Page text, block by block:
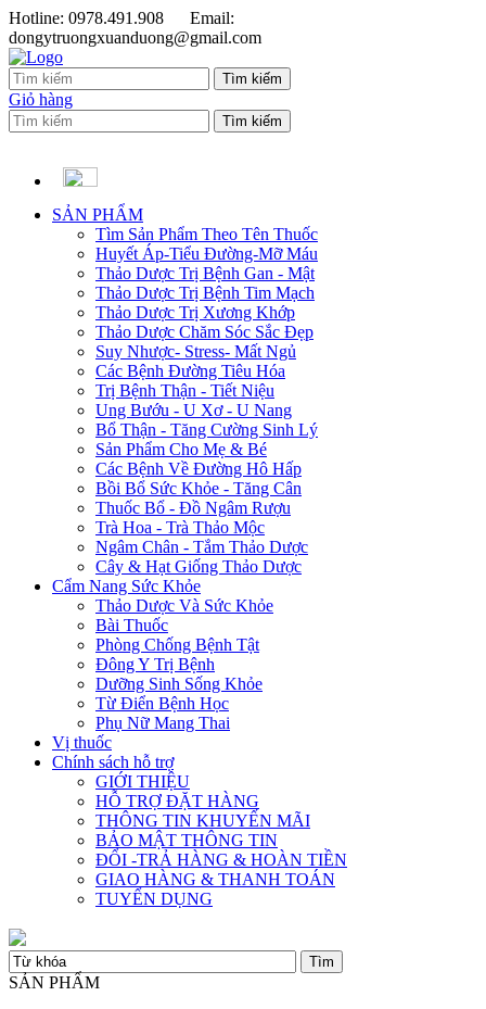
Hotline: 0978.491.908
Email:
dongytruongxuanduong@gmail.com
Giỏ hàng
SẢN PHẨM
Tìm Sản Phẩm Theo Tên Thuốc
Huyết Áp-Tiểu Đường-Mỡ Máu
Thảo Dược Trị Bệnh Gan - Mật
Thảo Dược Trị Bệnh Tim Mạch
Thảo Dược Trị Xương Khớp
Thảo Dược Chăm Sóc Sắc Đẹp
Suy Nhược- Stress- Mất Ngủ
Các Bệnh Đường Tiêu Hóa
Trị Bệnh Thận - Tiết Niệu
Ung Bướu - U Xơ - U Nang
Bổ Thận - Tăng Cường Sinh Lý
Sản Phẩm Cho Mẹ & Bé
Các Bệnh Về Đường Hô Hấp
Bồi Bổ Sức Khỏe - Tăng Cân
Thuốc Bổ - Đồ Ngâm Rượu
Trà Hoa - Trà Thảo Mộc
Ngâm Chân - Tắm Thảo Dược
Cây & Hạt Giống Thảo Dược
Cẩm Nang Sức Khỏe
Thảo Dược Và Sức Khỏe
Bài Thuốc
Phòng Chống Bệnh Tật
Đông Y Trị Bệnh
Dưỡng Sinh Sống Khỏe
Từ Điển Bệnh Học
Phụ Nữ Mang Thai
Vị thuốc
Chính sách hỗ trợ
GIỚI THIỆU
HỖ TRỢ ĐẶT HÀNG
THÔNG TIN KHUYẾN MÃI
BẢO MẬT THÔNG TIN
ĐỔI -TRẢ HÀNG & HOÀN TIỀN
GIAO HÀNG & THANH TOÁN
TUYỂN DỤNG
SẢN PHẨM